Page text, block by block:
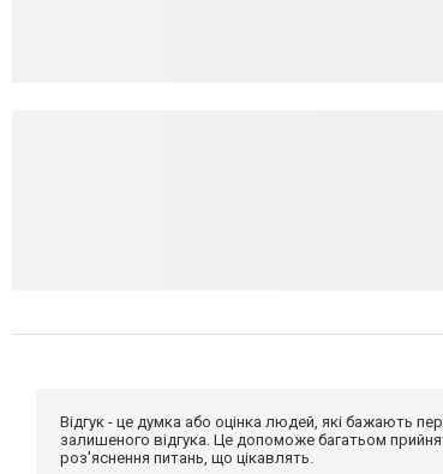
Відгук - це думка або оцінка людей, які бажають
залишеного відгука. Це допоможе багатьом
роз'яснення питань, що цікавлять.